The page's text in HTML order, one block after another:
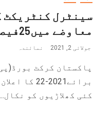
سینٹرل کنٹریکٹ
معاوضے میں25فیصد اضافہ
جولائی 2, 2021 نمائندہ
پاکستان کرکٹ
کئی کھلاڑیوں کو نکال...